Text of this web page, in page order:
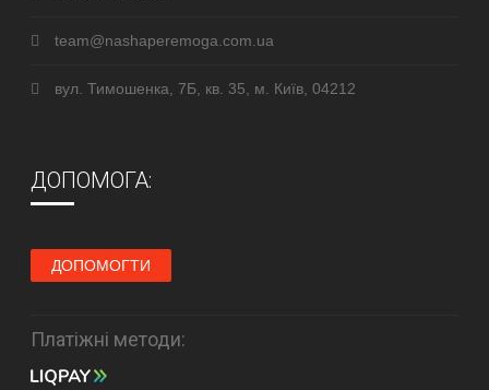
team@nashaperemoga.com.ua
вул. Тимошенка, 7Б, кв. 35, м. Київ, 04212
ДОПОМОГА:
ДОПОМОГТИ
Платіжні методи: